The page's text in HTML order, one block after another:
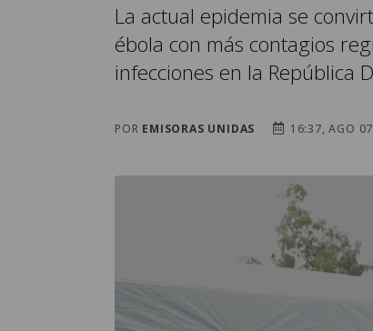
La actual epidemia se
ébola con más contagios
infecciones en la República
POR EMISORAS UNIDAS 16:37, AGO